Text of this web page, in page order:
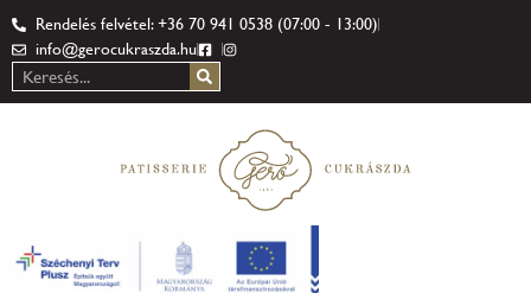
Rendelés felvétel: +36 70 941 0538 (07:00 - 13:00)
info@gerocukraszda.hu